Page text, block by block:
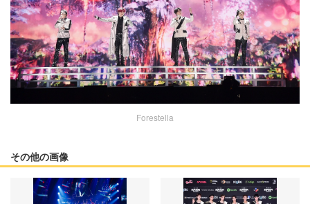
Forestella
その他の画像